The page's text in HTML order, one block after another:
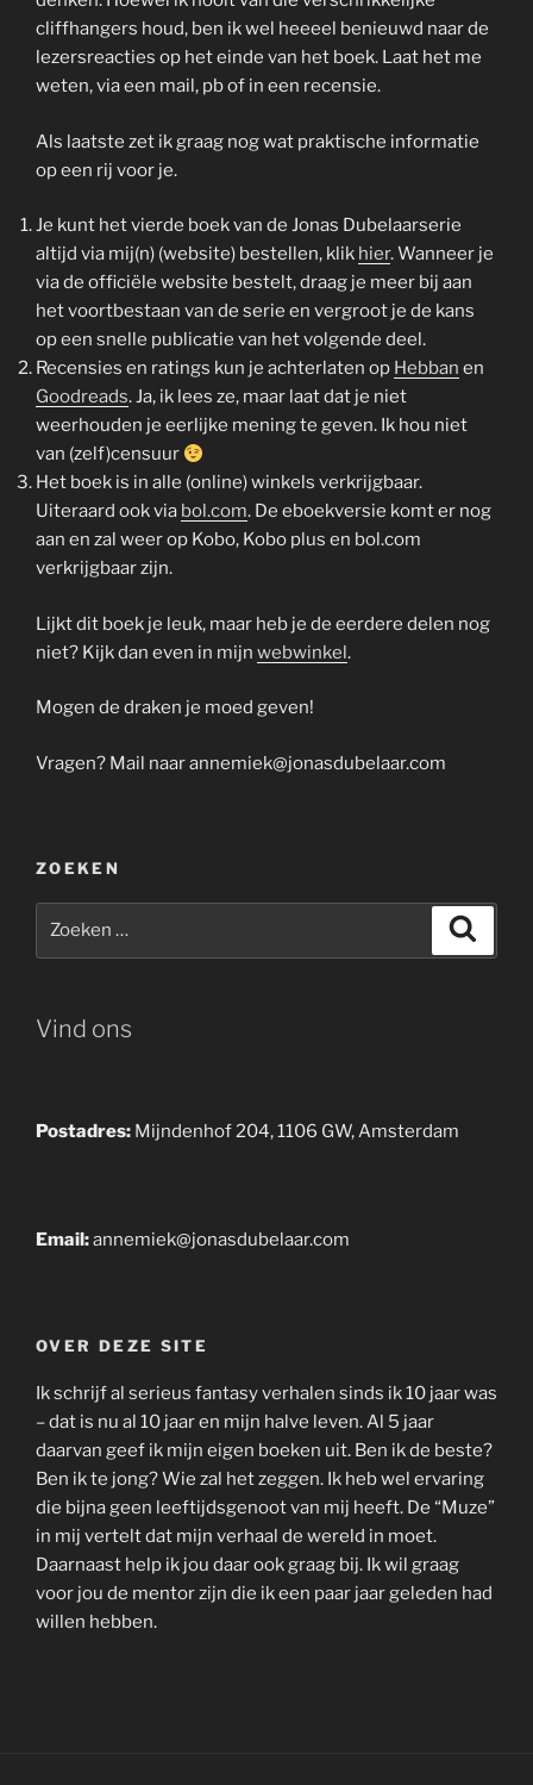
cliffhangers houd, ben ik wel heeeel benieuwd naar de
lezersreacties op het einde van het boek. Laat het me
weten, via een mail, pb of in een recensie.
Als laatste zet ik graag nog wat praktische informatie
op een rij voor je.
Je kunt het vierde boek van de Jonas Dubelaarserie
altijd via mij(n) (website) bestellen, klik hier. Wanneer je
via de officiële website bestelt, draag je meer bij aan
het voortbestaan van de serie en vergroot je de kans
op een snelle publicatie van het volgende deel.
Recensies en ratings kun je achterlaten op Hebban en
Goodreads. Ja, ik lees ze, maar laat dat je niet
weerhouden je eerlijke mening te geven. Ik hou niet
van (zelf)censuur
Het boek is in alle (online) winkels verkrijgbaar.
Uiteraard ook via bol.com. De eboekversie komt er nog
aan en zal weer op Kobo, Kobo plus en bol.com
verkrijgbaar zijn.
Lijkt dit boek je leuk, maar heb je de eerdere delen nog
niet? Kijk dan even in mijn webwinkel.
Mogen de draken je moed geven!
Vragen? Mail naarannemiek@jonasdubelaar.com
ZOEKEN
Vind ons
Postadres: Mijndenhof 204, 1106 GW, Amsterdam
Email:annemiek@jonasdubelaar.com
OVER DEZE SITE
Ik schrijf al serieus fantasy verhalen sinds ik 10 jaar was
– dat is nu al 10 jaar en mijn halve leven. Al 5 jaar
daarvan geef ik mijn eigen boeken uit. Ben ik de beste?
Ben ik te jong? Wie zal het zeggen. Ik heb wel ervaring
die bijna geen leeftijdsgenoot van mij heeft. De “Muze”
in mij vertelt dat mijn verhaal de wereld in moet.
Daarnaast help ik jou daar ook graag bij. Ik wil graag
voor jou de mentor zijn die ik een paar jaar geleden had
willen hebben.